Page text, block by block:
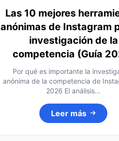
Las 10 mejores
anónimas de Instagram
investigación de la
competencia (Guía
Por qué es importante la
anónima de la competencia de
2026 El análisis...
Leer más